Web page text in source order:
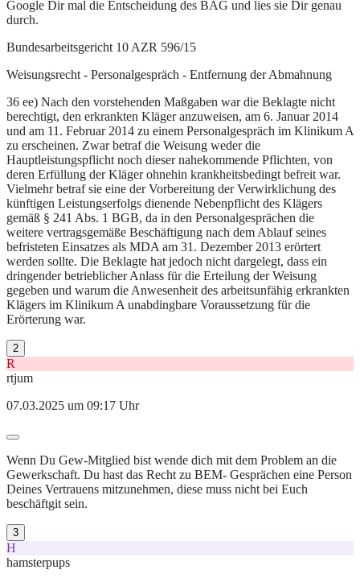
Google Dir mal die Entscheidung des BAG und lies sie Dir genau
durch.
Bundesarbeitsgericht 10 AZR 596/15
Weisungsrecht - Personalgespräch - Entfernung der Abmahnung
36 ee) Nach den vorstehenden Maßgaben war die Beklagte nicht
berechtigt, den erkrankten Kläger anzuweisen, am 6. Januar 2014
und am 11. Februar 2014 zu einem Personalgespräch im Klinikum A
zu erscheinen. Zwar betraf die Weisung weder die
Hauptleistungspflicht noch dieser nahekommende Pflichten, von
deren Erfüllung der Kläger ohnehin krankheitsbedingt befreit war.
Vielmehr betraf sie eine der Vorbereitung der Verwirklichung des
künftigen Leistungserfolgs dienende Nebenpflicht des Klägers
gemäß § 241 Abs. 1 BGB, da in den Personalgesprächen die
weitere vertragsgemäße Beschäftigung nach dem Ablauf seines
befristeten Einsatzes als MDA am 31. Dezember 2013 erörtert
werden sollte. Die Beklagte hat jedoch nicht dargelegt, dass ein
dringender betrieblicher Anlass für die Erteilung der Weisung
gegeben und warum die Anwesenheit des arbeitsunfähig erkrankten
Klägers im Klinikum A unabdingbare Voraussetzung für die
Erörterung war.
2
R
rtjum
07.03.2025 um 09:17 Uhr
Wenn Du Gew-Mitglied bist wende dich mit dem Problem an die
Gewerkschaft. Du hast das Recht zu BEM- Gesprächen eine Person
Deines Vertrauens mitzunehmen, diese muss nicht bei Euch
beschäftgit sein.
3
H
hamsterpups